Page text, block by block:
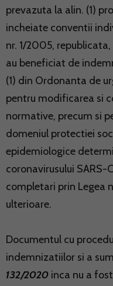
prevazuta la alin. (1)
incheiate conventii
nr. 1/2005,
au beneficiat de
(1) din Ordonanta de
pentru modificarea si
normative, precum si
domeniul protectiei
epidemiologice
coronavirusului
completari prin Legea
ulterioare.
Documentul cu
indemnizatiilor si a
132/2020 inca nu a